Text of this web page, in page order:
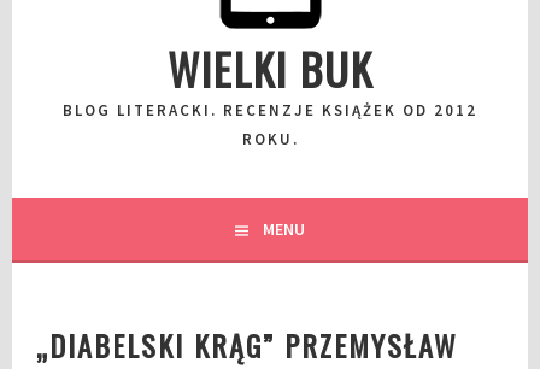
WIELKI BUK
BLOG LITERACKI. RECENZJE KSIĄŻEK OD 2012
ROKU.
MENU
„DIABELSKI KRĄG” PRZEMYSŁAW